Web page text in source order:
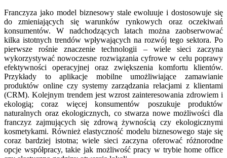
Franczyza jako model biznesowy stale ewoluuje i dostosowuje się
do zmieniających się warunków rynkowych oraz oczekiwań
konsumentów. W nadchodzących latach można zaobserwować
kilka istotnych trendów wpływających na rozwój tego sektora. Po
pierwsze rośnie znaczenie technologii – wiele sieci zaczyna
wykorzystywać nowoczesne rozwiązania cyfrowe w celu poprawy
efektywności operacyjnej oraz zwiększenia komfortu klientów.
Przykłady to aplikacje mobilne umożliwiające zamawianie
produktów online czy systemy zarządzania relacjami z klientami
(CRM). Kolejnym trendem jest wzrost zainteresowania zdrowiem i
ekologią; coraz więcej konsumentów poszukuje produktów
naturalnych oraz ekologicznych, co stwarza nowe możliwości dla
franczyz zajmujących się zdrową żywnością czy ekologicznymi
kosmetykami. Również elastyczność modelu biznesowego staje się
coraz bardziej istotna; wiele sieci zaczyna oferować różnorodne
opcje współpracy, takie jak możliwość pracy w trybie home office